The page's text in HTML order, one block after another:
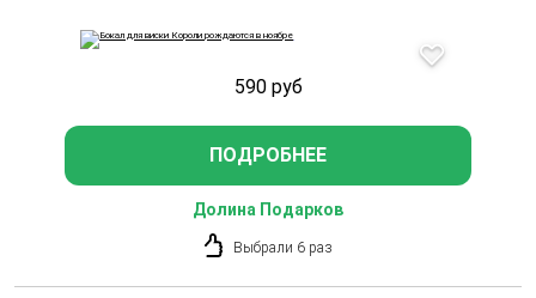
590 руб
ПОДРОБНЕЕ
Долина Подарков
Выбрали 6 раз